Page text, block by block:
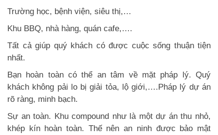
Trường học, bệnh viện, siêu thị,…
Khu BBQ, nhà hàng, quán cafe,….
Tất cả giúp quý khách có được cuộc sống thuận tiện
nhất.
Bạn hoàn toàn có thể an tâm về mặt pháp lý. Quý
khách không pải lo bị giải tỏa, lộ giới,….Pháp lý dự án
rõ ràng, minh bạch.
Sự an toàn. Khu compound như là một dự án thu nhỏ,
khép kín hoàn toàn. Thế nên an ninh được bảo mật